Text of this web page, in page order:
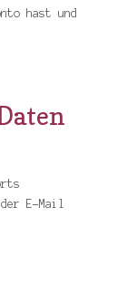
hast und
E-Mail